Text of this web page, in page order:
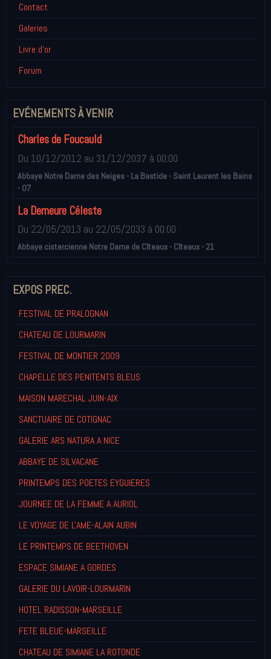
Contact
Galeries
Livre d'or
Forum
EVÉNEMENTS À VENIR
Charles de Foucauld
Du 10/12/2012 au 31/12/2037 à 00:00
Abbaye Notre Dame des Neiges - La Bastide - Saint Laurent les Bains
- 07
La Demeure Céleste
Du 22/05/2013 au 22/05/2033 à 00:00
Abbaye cistercienne Notre Dame de Cîteaux - Cîteaux - 21
EXPOS PREC.
FESTIVAL DE PRALOGNAN
CHATEAU DE LOURMARIN
FESTIVAL DE MONTIER 2009
CHAPELLE DES PENITENTS BLEUS
MAISON MARECHAL JUIN-AIX
SANCTUAIRE DE COTIGNAC
GALERIE ARS NATURA A NICE
ABBAYE DE SILVACANE
PRINTEMPS DES POETES EYGUIERES
JOURNEE DE LA FEMME A AURIOL
LE VOYAGE DE L'AME-ALAIN AUBIN
LE PRINTEMPS DE BEETHOVEN
ESPACE SIMIANE A GORDES
GALERIE DU LAVOIR-LOURMARIN
HOTEL RADISSON-MARSEILLE
FETE BLEUE-MARSEILLE
CHATEAU DE SIMIANE LA ROTONDE